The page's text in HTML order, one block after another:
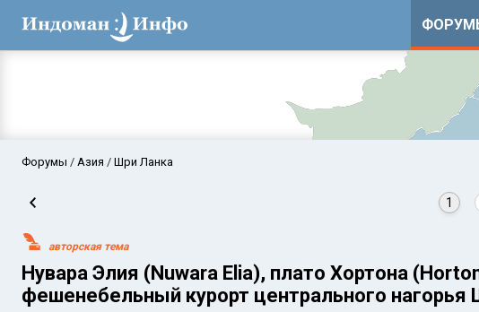
Форумы Азия Шри Ланка
1
авторская тема
Нувара Элия (Nuwara Elia), плато Хортона
фешенебельный курорт центрального нагорья